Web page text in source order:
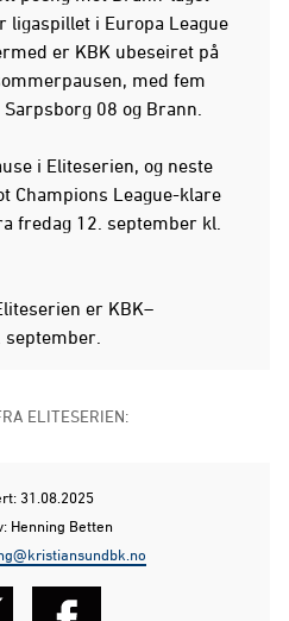
ligaspillet i Europa League
er KBK ubeseiret på
med fem
08 og Brann.
i Eliteserien, og neste
Champions League-klare
fredag 12. september kl.
er KBK–
september.
ELITESERIEN:
31.08.2025
Henning Betten